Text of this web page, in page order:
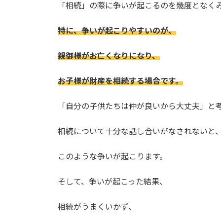
「相続」の際に争いが起こるのを幾度となく
特に、争いが起こりやすいのが、
親御様がお亡くなりになり、
お子様が財産を相続する場合です。
「自分の子供たちは仲が良いから大丈夫」と
相続について十分な話し合いがなされないと、
このような争いが起こります。
そして、争いが起こった結果、
相続がうまくいかず、